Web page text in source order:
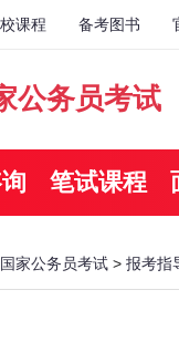
课程 备考图书
公务员考试
笔试课程
国家公务员考试 > 报考指